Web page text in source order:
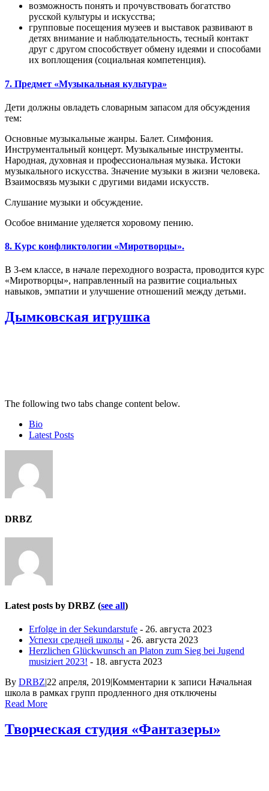
возможность понять и прочувствовать богатство
русской культуры и искусства;
групповые посещения музеев и выставок развивают в
детях внимание и наблюдательность, тесный контакт
друг с другом способствует обмену идеями и способами
их воплощения (социальная компетенция).
7. Предмет «Музыкальная культура»
Дети должны овладеть словарным запасом для обсуждения
тем:
Основные музыкальные жанры. Балет. Симфония.
Инструментальный концерт. Музыкальные инструменты.
Народная, духовная и профессиональная музыка. Истоки
музыкального искусства. Значение музыки в жизни человека.
Взаимосвязь музыки с другими видами искусств.
Слушание музыки и обсуждение.
Особое внимание уделяется хоровому пению.
8. Курс конфликтологии «Миротворцы».
В 3-ем классе, в начале переходного возраста, проводится курс
«Миротворцы», направленный на развитие социальных
навыков, эмпатии и улучшение отношений между детьми.
Дымковская игрушка
The following two tabs change content below.
Bio
Latest Posts
DRBZ
Latest posts by DRBZ (see all)
Erfolge in der Sekundarstufe - 26. августа 2023
Успехи средней школы - 26. августа 2023
Herzlichen Glückwunsch an Platon zum Sieg bei Jugend
musiziert 2023! - 18. августа 2023
By DRBZ|22 апреля, 2019|Комментарии к записи Начальная
школа в рамках групп продленного дня отключены
Read More
Творческая студия «Фантазеры»